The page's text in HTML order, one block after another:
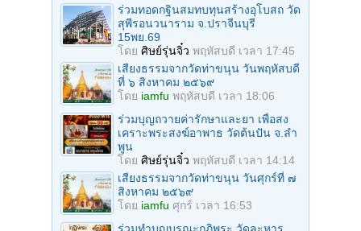
ร่วมทอดกฐินสมทบทุนสร้างอุโบสถ วัด
สุพีรอนวนาราม จ.ปราจีนบุรี
15พย.69
โดย ศิษย์รุ่นจิ๋ว พฤหัสบดี เวลา 17:45
เสียงธรรมจากวัดท่าขนุน วันพฤหัสบดี
ที่ ๖ สิงหาคม ๒๕๖๙
โดย iamfu พฤหัสบดี เวลา 18:06
ร่วมบุญถวายค่ารักษาและยา เพื่อสง
เคราะพระสงฆ์อาพาธ วัดต้นปัน จ.ลํา
พูน
โดย ศิษย์รุ่นจิ๋ว พฤหัสบดี เวลา 14:14
เสียงธรรมจากวัดท่าขนุน วันศุกร์ที่ ๗
สิงหาคม ๒๕๖๙
โดย iamfu ศุกร์ เวลา 16:53